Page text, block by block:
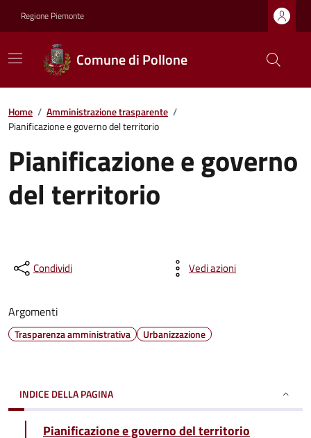
Regione Piemonte
Comune di Pollone
Home / Amministrazione trasparente /
Pianificazione e governo del territorio
Pianificazione e governo
del territorio
Condividi Vedi azioni
Argomenti
Trasparenza amministrativa Urbanizzazione
INDICE DELLA PAGINA
Pianificazione e governo del territorio